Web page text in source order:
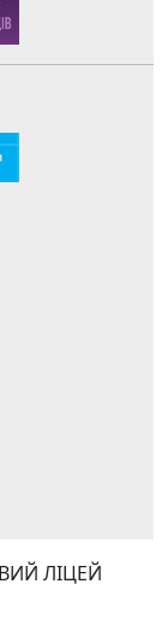
ЛІЦЕЙ